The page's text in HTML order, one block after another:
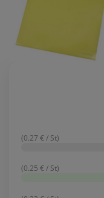
(0.27 € / St)
(0.25 € / St)